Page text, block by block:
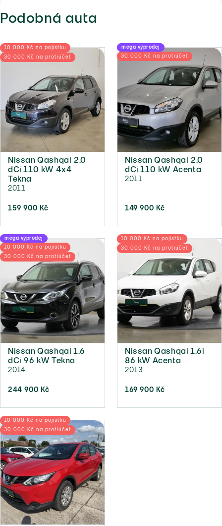
Podobná auta
10 000 Kč na pojistku
30 000 Kč na protiúčet
Nissan Qashqai 2.0
dCi 110 kW 4x4
Tekna
2011
159 900 Kč
mega výprodej
30 000 Kč na protiúčet
Nissan Qashqai 2.0
dCi 110 kW Acenta
2011
149 900 Kč
mega výprodej
10 000 Kč na pojistku
30 000 Kč na protiúčet
Nissan Qashqai 1.6
dCi 96 kW Tekna
2014
244 900 Kč
10 000 Kč na pojistku
30 000 Kč na protiúčet
Nissan Qashqai 1.6i
86 kW Acenta
2013
169 900 Kč
10 000 Kč na pojistku
30 000 Kč na protiúčet